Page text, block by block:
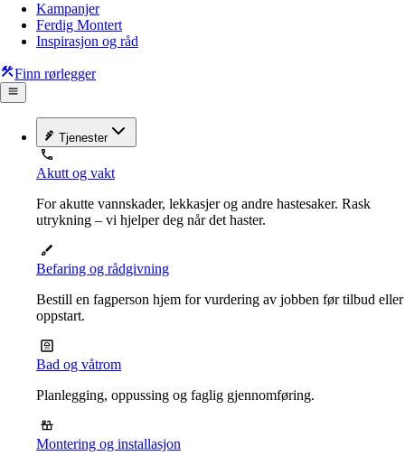
Kampanjer
Ferdig Montert
Inspirasjon og råd
Finn rørlegger
Tjenester
Akutt og vakt
For akutte vannskader, lekkasjer og andre hastesaker. Rask
utrykning – vi hjelper deg når det haster.
Befaring og rådgivning
Bestill en fagperson hjem for vurdering av jobben før tilbud eller
oppstart.
Bad og våtrom
Planlegging, oppussing og faglig gjennomføring.
Montering og installasjon